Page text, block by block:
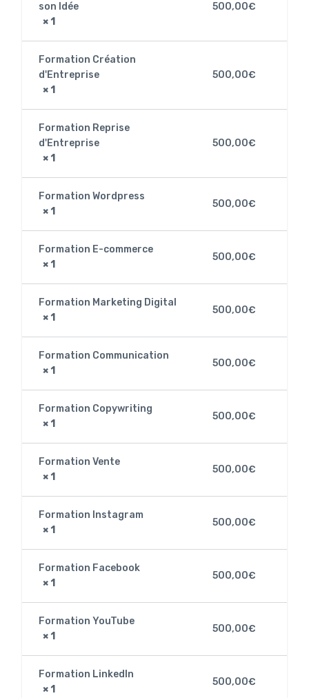
son Idée
× 1
500,00€
Formation Création
d'Entreprise
× 1
500,00€
Formation Reprise
d'Entreprise
× 1
500,00€
Formation Wordpress
× 1
500,00€
Formation E-commerce
× 1
500,00€
Formation Marketing Digital
× 1
500,00€
Formation Communication
× 1
500,00€
Formation Copywriting
× 1
500,00€
Formation Vente
× 1
500,00€
Formation Instagram
× 1
500,00€
Formation Facebook
× 1
500,00€
Formation YouTube
× 1
500,00€
Formation LinkedIn
× 1
500,00€